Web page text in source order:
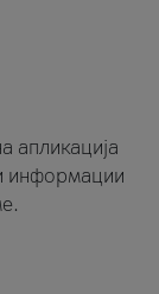
апликација
информации